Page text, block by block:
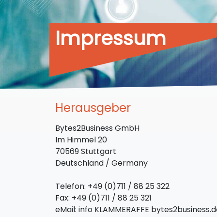
Impressum
Herausgeber
Bytes2Business GmbH
Im Himmel 20
70569 Stuttgart
Deutschland / Germany
Telefon: +49 (0)711 / 88 25 322
Fax: +49 (0)711 / 88 25 321
eMail: info KLAMMERAFFE